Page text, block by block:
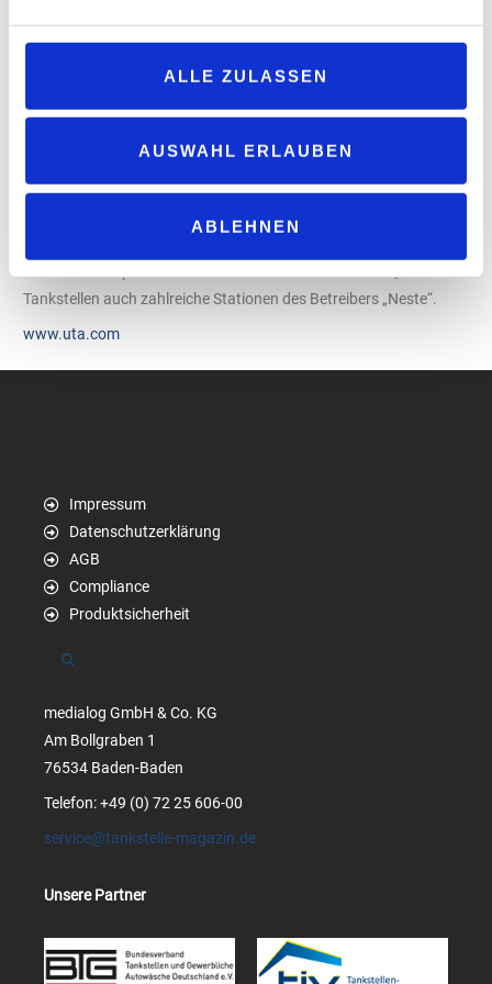
ALLE ZULASSEN
AUSWAHL ERLAUBEN
ABLEHNEN
„Wir freuen uns sehr über die Zusammenarbeit mit‘ UTA Edenred’“,
sagt Toni Flyckt, Head of Marketing & Communication bei „Oy
Teboil Ab“. „Durch die Partnerschaft erhalten Inhaber der UTA-
Card Zugang zu rund 430 neuen Tankstellen in Finnland, darunter
Frühjahrs kommen weitere Stationen hinzu, die sich an Pkw-
Nutzer richten. Neben der Kraftstoffversorgung profitieren UTA-
Kunden zudem auch von 80 Stationen mit umfangreichem
Tankstellen auch zahlreiche Stationen des Betreibers „Neste“.
www.uta.com
Impressum
Datenschutzerklärung
AGB
Compliance
Produktsicherheit
Suchen
medialog GmbH & Co. KG
Am Bollgraben 1
76534 Baden-Baden
Telefon: +49 (0) 72 25 606-00
service@tankstelle-magazin.de
Unsere Partner